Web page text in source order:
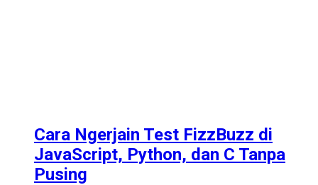
Cara Ngerjain Test FizzBuzz di
JavaScript, Python, dan C Tanpa
Pusing